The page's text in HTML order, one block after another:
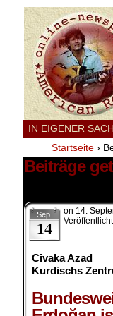
IN EIGENER
Startseite ›
Beiträge
Sep.
14
on 14.
Civaka Azad
Kurdischs